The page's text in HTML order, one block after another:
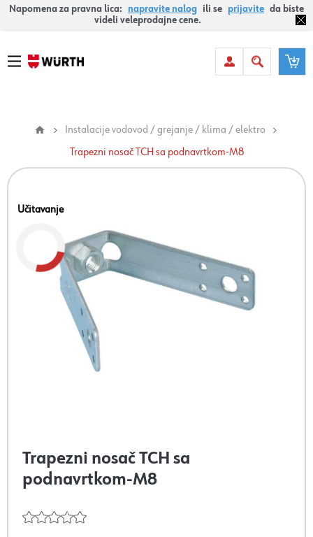
Napomena za pravna lica: napravite nalog ili se prijavite da biste
videli veleprodajne cene.
Instalacije vodovod / grejanje / klima / elektro
Trapezni nosač TCH sa podnavrtkom-M8
Učitavanje
Trapezni nosač TCH sa
podnavrtkom-M8